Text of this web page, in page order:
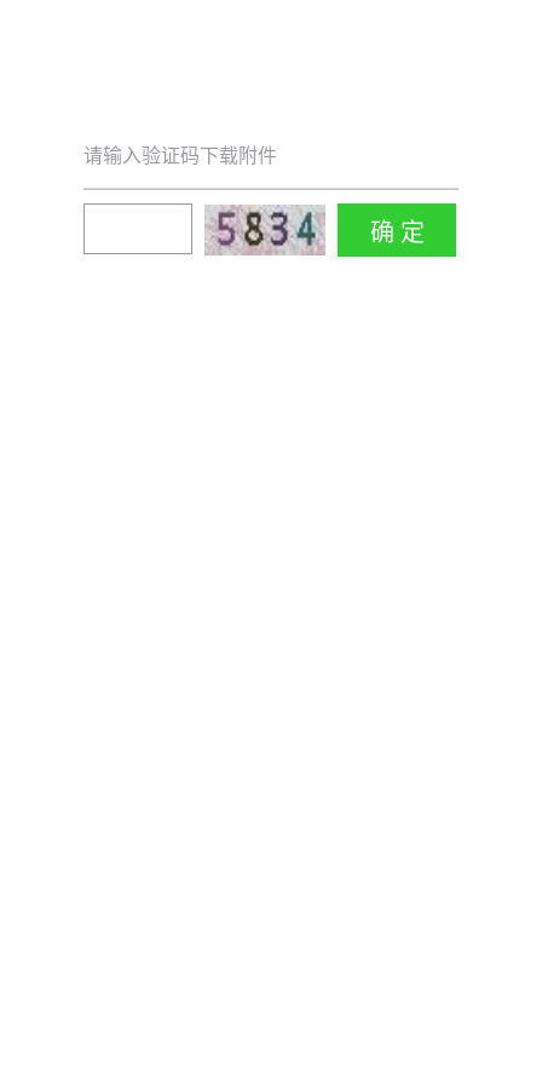
请输入验证码下载附件